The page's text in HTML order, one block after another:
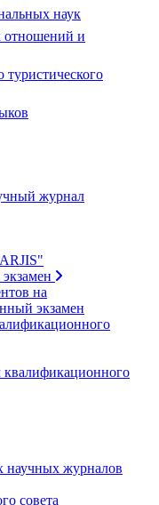
наук
отношений и
журнал
на
экзамен
квалификационного
научных журналов
совета